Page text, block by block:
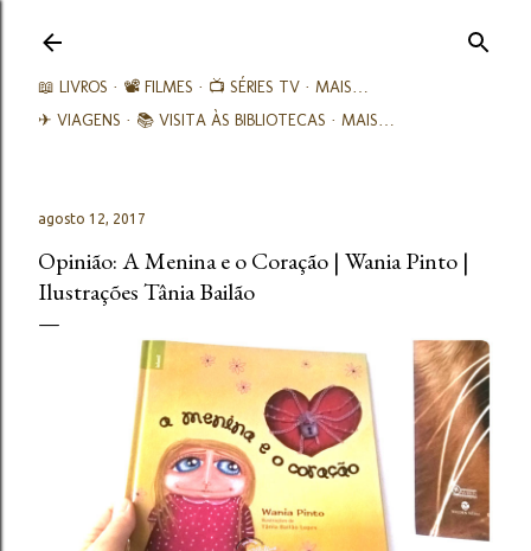
📖 LIVROS 📽️ FILMES 📺 SÉRIES TV
MAIS…
✈ VIAGENS
📚︎ VISITA ÀS BIBLIOTECAS MAIS…
agosto 12, 2017
Opinião: A Menina e o Coração | Wania Pinto |
Ilustrações Tânia Bailão